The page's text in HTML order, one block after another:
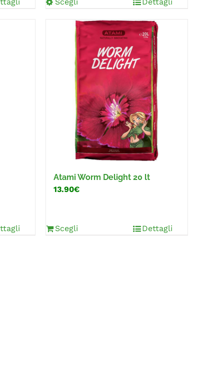
Scegli Dettagli
Atami Worm Delight 20 lt
13.90€
Scegli Dettagli